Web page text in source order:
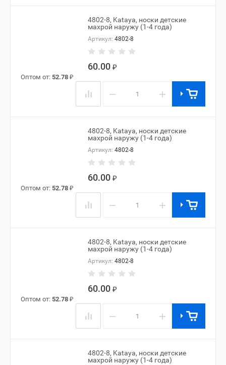
4802-8, Kataya, носки детские
махрой наружу (1-4 года)
Артикул: 4802-8
60.00 ₽
Оптом от: 52.78 ₽
− +
4802-8, Kataya, носки детские
махрой наружу (1-4 года)
Артикул: 4802-8
60.00 ₽
Оптом от: 52.78 ₽
− +
4802-8, Kataya, носки детские
махрой наружу (1-4 года)
Артикул: 4802-8
60.00 ₽
Оптом от: 52.78 ₽
− +
4802-8, Kataya, носки детские
махрой наружу (1-4 года)